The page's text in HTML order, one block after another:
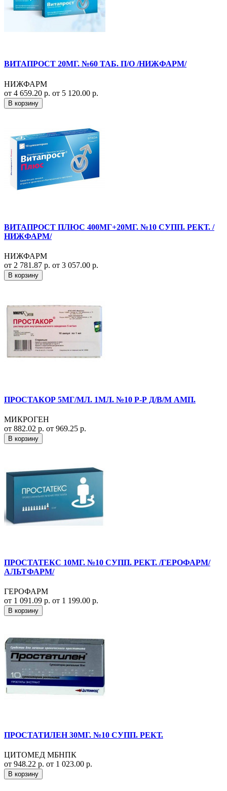
ВИТАПРОСТ 20МГ. №60 ТАБ. П/О /НИЖФАРМ/
НИЖФАРМ
от 4 659.20 р. от 5 120.00 р.
В корзину
ВИТАПРОСТ ПЛЮС 400МГ+20МГ. №10 СУПП. РЕКТ. /
НИЖФАРМ/
НИЖФАРМ
от 2 781.87 р. от 3 057.00 р.
В корзину
ПРОСТАКОР 5МГ/МЛ. 1МЛ. №10 Р-Р Д/В/М АМП.
МИКРОГЕН
от 882.02 р. от 969.25 р.
В корзину
ПРОСТАТЕКС 10МГ. №10 СУПП. РЕКТ. /ГЕРОФАРМ/
АЛЬТФАРМ/
ГЕРОФАРМ
от 1 091.09 р. от 1 199.00 р.
В корзину
ПРОСТАТИЛЕН 30МГ. №10 СУПП. РЕКТ.
ЦИТОМЕД МБНПК
от 948.22 р. от 1 023.00 р.
В корзину